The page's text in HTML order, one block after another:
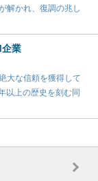
解かれ、復調の兆し
企業
大な信頼を獲得して
以上の歴史を刻む同